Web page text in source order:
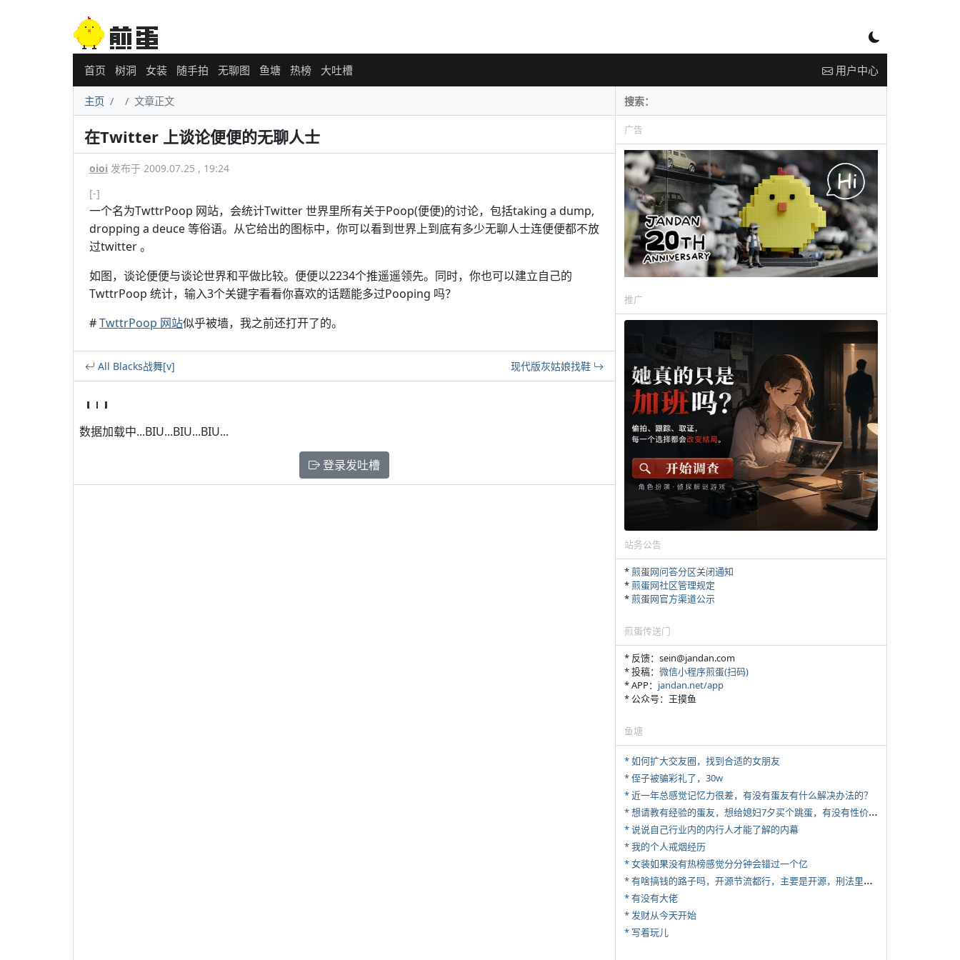
首页 树洞 女装 随手拍 无聊图 鱼塘 热榜 大吐槽 用户中心
主页 文章正文
在Twitter 上谈论便便的无聊人士
oioi 发布于 2009.07.25 , 19:24
[-]
一个名为TwttrPoop 网站，会统计Twitter 世界里所有关于Poop(便便)的讨论，包括taking a dump,
dropping a deuce 等俗语。从它给出的图标中，你可以看到世界上到底有多少无聊人士连便便都不放
过twitter 。
如图，谈论便便与谈论世界和平做比较。便便以2234个推遥遥领先。同时，你也可以建立自己的
TwttrPoop 统计，输入3个关键字看看你喜欢的话题能多过Pooping 吗？
#TwttrPoop 网站似乎被墙，我之前还打开了的。
All Blacks战舞[v] 现代版灰姑娘找鞋
数据加载中...BIU...BIU...BIU...
登录发吐槽
广告
推广
站务公告
*煎蛋网问答分区关闭通知
*煎蛋网社区管理规定
*煎蛋网官方渠道公示
煎蛋传送门
* 反馈：sein@jandan.com
* 投稿： 微信小程序煎蛋(扫码)
* APP： jandan.net/app
* 公众号：王摸鱼
鱼塘
* 如何扩大交友圈，找到合适的女朋友
* 侄子被骗彩礼了，30w
* 近一年总感觉记忆力很差，有没有蛋友有什么解决办法的？
*
想请教有经验的蛋友，想给媳妇7夕买个跳蛋，有没有性价比高的推荐
* 说说自己行业内的内行人才能了解的内幕
* 我的个人戒烟经历
* 女装如果没有热榜感觉分分钟会错过一个亿
*
有啥搞钱的路子吗，开源节流都行，主要是开源，刑法里的咱不做
* 有没有大佬
* 发财从今天开始
* 写着玩儿